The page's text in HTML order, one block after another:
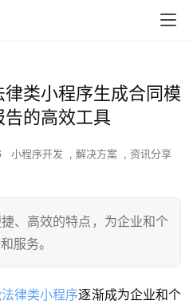
类小程序生成合同模
的高效工具
小程序开发 , 解决方案 , 资讯分享
、高效的特点，为企业和个
服务。
律类小程序逐渐成为企业和个